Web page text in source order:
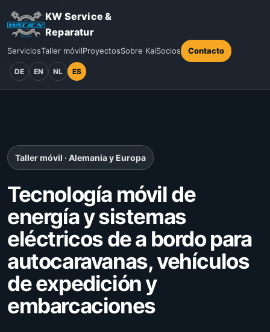
KW Service &
Reparatur
ServiciosTaller móvilProyectosSobre KaiSocios Contacto
DE EN NL ES
Taller móvil · Alemania y Europa
Tecnología móvil de
energía y sistemas
eléctricos de a bordo para
autocaravanas, vehículos
de expedición y
embarcaciones